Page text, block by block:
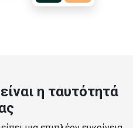
η ταυτότητά